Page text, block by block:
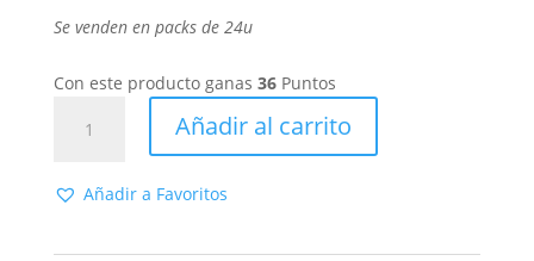
Se venden en packs de 24u
Con este producto ganas 36Puntos
GF
Añadir al carrito
Añadir a Favoritos